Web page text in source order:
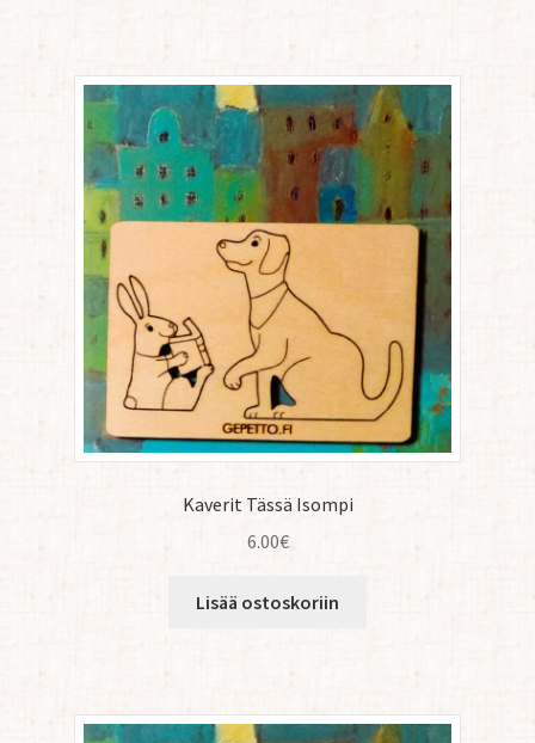
Kaverit Tässä Isompi
6.00€
Lisää ostoskoriin